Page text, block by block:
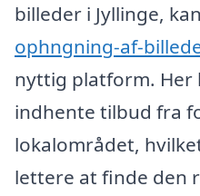
billeder i Jyllinge,
ophngning-af-
nyttig platform. Her
indhente tilbud fra
lokalområdet,
lettere at finde den